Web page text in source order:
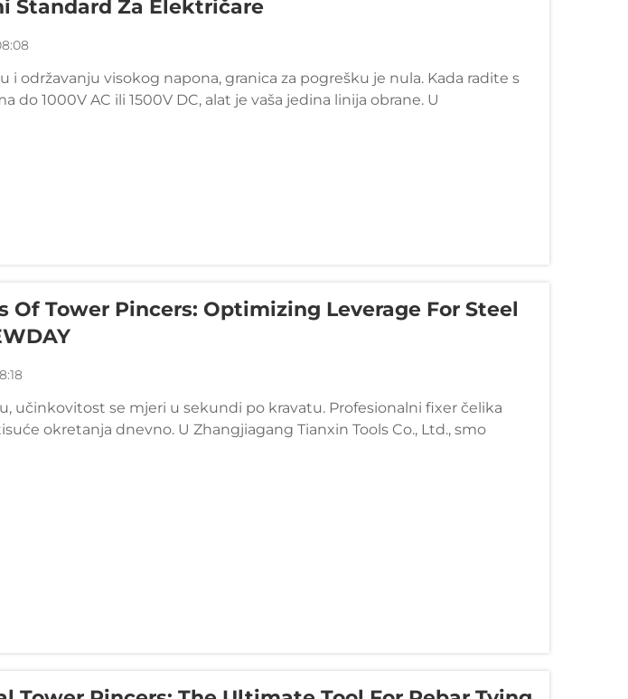
Standard Za Električare
i održavanju visokog napona, granica za pogrešku je nula. Kada radite s
do 1000V AC ili 1500V DC, alat je vaša jedina linija obrane. U
Tools Co., Ltd, imamo inženjera...
Of Tower Pincers: Optimizing Leverage For Steel
učinkovitost se mjeri u sekundi po kravatu. Profesionalni fixer čelika
okretanja dnevno. U Zhangjiagang Tianxin Tools Co., Ltd., smo
usavršavanje "Leverage ratio" naše & nbs...